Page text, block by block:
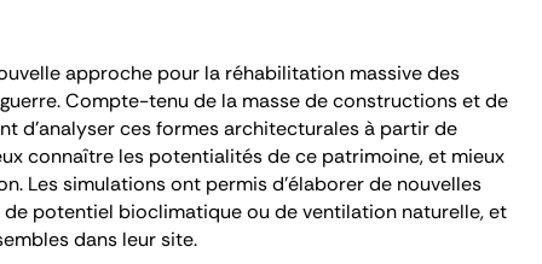
approche pour la réhabilitation massive des
Compte-tenu de la masse de constructions et de
d'analyser ces formes architecturales à partir de
connaître les potentialités de ce patrimoine, et mieux
Les simulations ont permis d'élaborer de nouvelles
potentiel bioclimatique ou de ventilation naturelle, et
dans leur site.